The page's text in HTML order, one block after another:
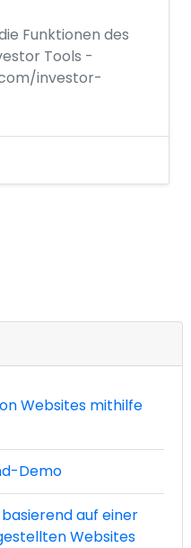
Funktionen des
Tools -
investor-
Websites mithilfe
Demo
auf einer
Websites